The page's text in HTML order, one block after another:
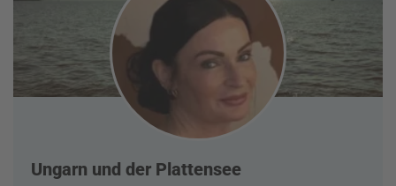
Ungarn und der Plattensee